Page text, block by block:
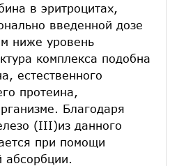
в эритроцитах,
введенной дозе
ниже уровень
комплекса подобна
естественного
протеина,
Благодаря
(III)из данного
при помощи
абсорбции.